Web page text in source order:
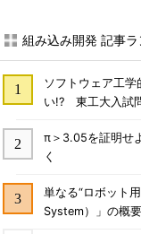
組み込み開発 記事
ソフトウェア工
い!? 東工大入試
π＞3.05を証明せ
く
単なる“ロボット
System）」の概